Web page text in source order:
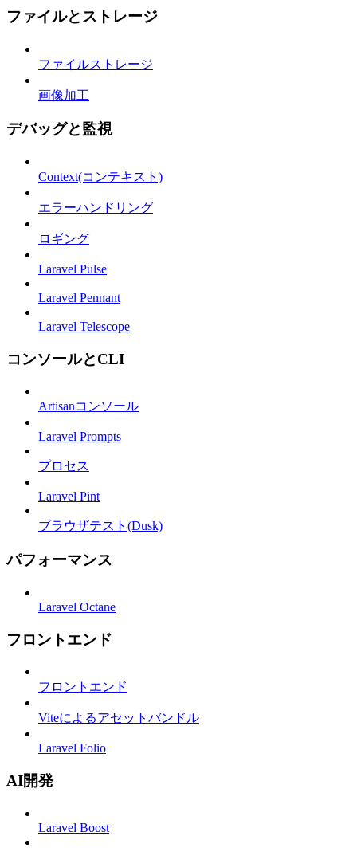
ファイルとストレージ
ファイルストレージ
画像加工
デバッグと監視
Context(コンテキスト)
エラーハンドリング
ロギング
Laravel Pulse
Laravel Pennant
Laravel Telescope
コンソールとCLI
Artisanコンソール
Laravel Prompts
プロセス
Laravel Pint
ブラウザテスト(Dusk)
パフォーマンス
Laravel Octane
フロントエンド
フロントエンド
Viteによるアセットバンドル
Laravel Folio
AI開発
Laravel Boost